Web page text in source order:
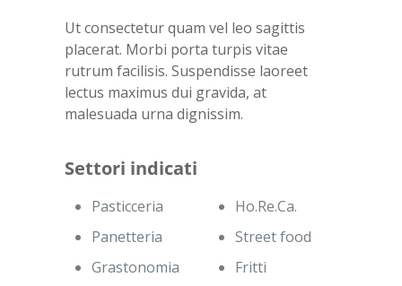
Ut consectetur quam vel leo sagittis
placerat. Morbi porta turpis vitae
rutrum facilisis. Suspendisse laoreet
lectus maximus dui gravida, at
malesuada urna dignissim.
Settori indicati
Pasticceria
Panetteria
Grastonomia
Ho.Re.Ca.
Street food
Fritti